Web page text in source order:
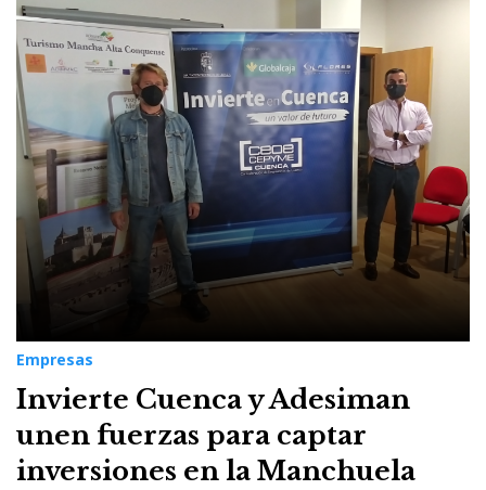
Empresas
Invierte Cuenca y Adesiman
unen fuerzas para captar
inversiones en la Manchuela